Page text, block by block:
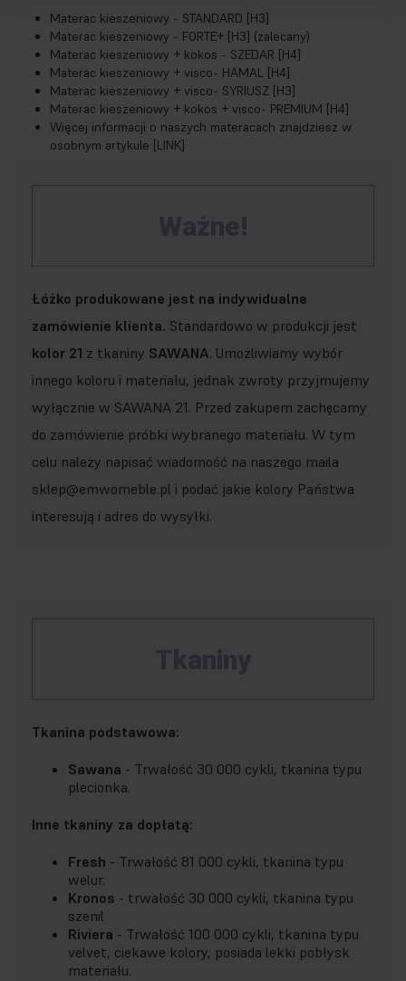
Materac kieszeniowy - STANDARD [H3]
Materac kieszeniowy - FORTE+ [H3] (zalecany)
Materac kieszeniowy + kokos - SZEDAR [H4]
Materac kieszeniowy + visco- HAMAL [H4]
Materac kieszeniowy + visco- SYRIUSZ [H3]
Materac kieszeniowy + kokos + visco- PREMIUM [H4]
Więcej informacji o naszych materacach znajdziesz w
osobnym artykule [LINK]
Łóżko produkowane jest na indywidualne
zamówienie klienta. Standardowo w produkcji jest
kolor 21 z tkaniny SAWANA. Umożliwiamy wybór
innego koloru i materiału, jednak zwroty przyjmujemy
wyłącznie w SAWANA 21. Przed zakupem zachęcamy
do zamówienie próbki wybranego materiału. W tym
celu należy napisać wiadomość na naszego maila
sklep@emwomeble.pl i podać jakie kolory Państwa
interesują i adres do wysyłki.
Tkanina podstawowa:
Sawana - Trwałość 30 000 cykli, tkanina typu
plecionka.
Inne tkaniny za dopłatą:
Fresh - Trwałość 81 000 cykli, tkanina typu
welur.
Kronos - trwałość 30 000 cykli, tkanina typu
szenil
Riviera - Trwałość 100 000 cykli, tkanina typu
velvet, ciekawe kolory, posiada lekki pobłysk
materiału.